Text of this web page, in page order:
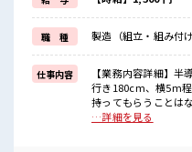
新しいことにチャレンジするの
しっかり働く環境が整っていま
イチからスキルUP・ステップ
■職場の雰囲気
髪型・髪色自由♪
派手過ぎなければOKだから、
モチベーションもUP！
職 種 製造（組立・組み付け
仕事内容
【業務内容詳細】
行き180cm、横5m
持ってもらうことは
角レンチ、トルクレ
…詳細を見る